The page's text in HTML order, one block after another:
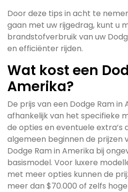
Door deze tips in acht te
gaan met uw rijgedrag, kunt u
brandstofverbruik van uw
en efficiënter rijden.
Wat kost een
Amerika?
De prijs van een Dodge Ram
afhankelijk van het specifieke
de opties en eventuele extra’s
algemeen beginnen de prijzen
Dodge Ram in Amerika bij
basismodel. Voor luxere
met meer opties kunnen de
meer dan $70.000 of zelfs